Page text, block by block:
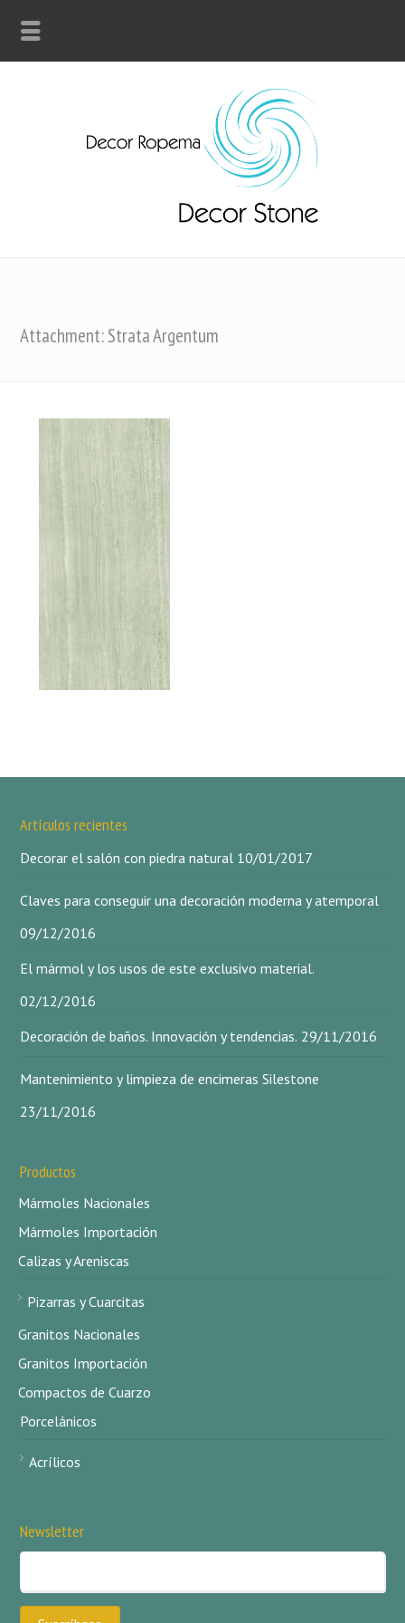
Attachment: Strata Argentum
Artículos recientes
Decorar el salón con piedra natural 10/01/2017
Claves para conseguir una decoración moderna y atemporal
09/12/2016
El mármol y los usos de este exclusivo material.
02/12/2016
Decoración de baños. Innovación y tendencias. 29/11/2016
Mantenimiento y limpieza de encimeras Silestone
23/11/2016
Productos
Mármoles Nacionales
Mármoles Importación
Calizas y Areniscas
Pizarras y Cuarcitas
Granitos Nacionales
Granitos Importación
Compactos de Cuarzo
Porcelánicos
Acrílicos
Newsletter